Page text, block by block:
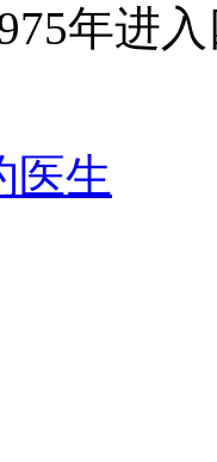
年进
医生